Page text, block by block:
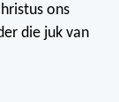
ons
die juk van